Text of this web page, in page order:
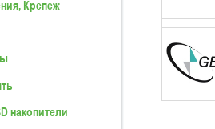
Крепеж
накопители